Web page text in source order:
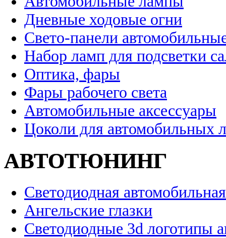
Дневные ходовые огни
Свето-панели
Набор ламп для подсветки
Оптика, фары
Фары рабочего света
Автомобильные аксессуары
Цоколи для автомобильных
АВТОТЮНИНГ
Светодиодная
Ангельские глазки
Светодиодные 3d логотипы